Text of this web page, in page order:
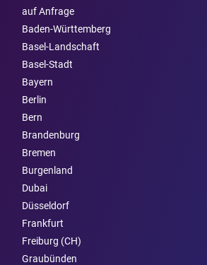
auf Anfrage
Baden-Württemberg
Basel-Landschaft
Basel-Stadt
Bayern
Berlin
Bern
Brandenburg
Bremen
Burgen­land
Dubai
Düsseldorf
Frankfurt
Freiburg (CH)
Graubünden